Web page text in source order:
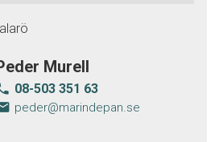
Murell
08-503 351 63
peder@marindepan.se